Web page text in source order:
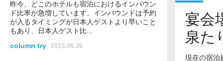
昨今、どこのホテルも宿泊におけるインバウン
ド比率が急増しています。インバウンドは予約
が入るタイミングが日本人ゲストより早いこと
もあり、日本人ゲスト比...
column try 2015.06.26
宴会
泉た
現在の宿泊